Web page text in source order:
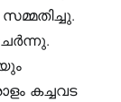
കച്ചവട